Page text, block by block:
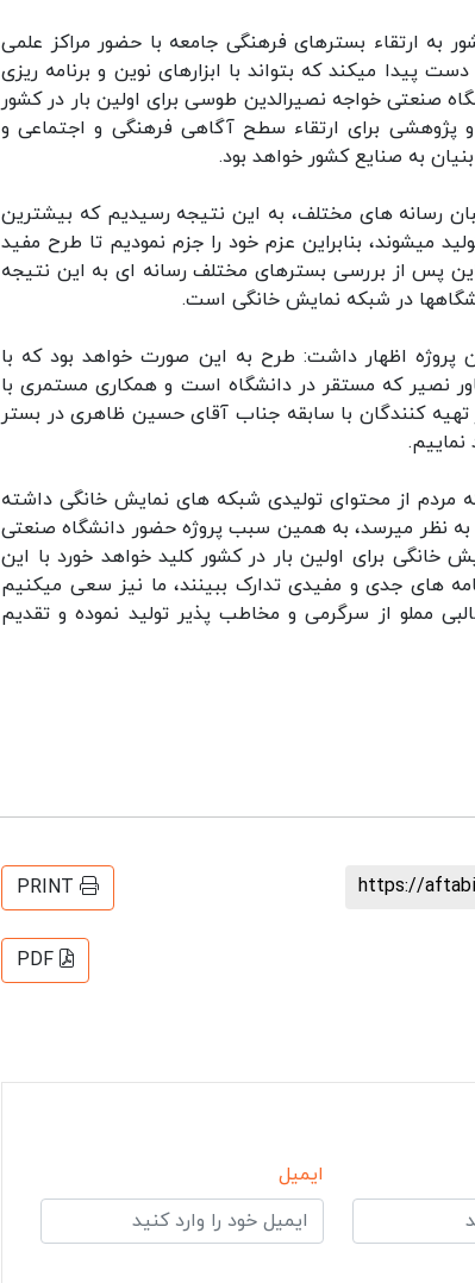
به ارتقاء بسترهای فرهنگی جامعه با حضور مراکز علمی
پیدا میکند که بتواند با ابزارهای نوین و برنامه ریزی
صنعتی خواجه نصیرالدین طوسی برای اولین بار در کشور
پژوهشی برای ارتقاء سطح آگاهی فرهنگی و اجتماعی و
به صنایع کشور خواهد بود.
رسانه های مختلف، به این نتیجه رسیدیم که بیشترین
میشوند، بنابراین عزم خود را جزم نمودیم تا طرح مفید
پس از بررسی بسترهای مختلف رسانه ای به این نتیجه
در شبکه نمایش خانگی است.
پروژه اظهار داشت: طرح به این صورت خواهد بود که با
نصیر که مستقر در دانشگاه است و همکاری مستمری با
تهیه کنندگان با سابقه جناب آقای حسین ظاهری در بستر
مردم از محتوای تولیدی شبکه های نمایش خانگی داشته
به نظر میرسد، به همین سبب پروژه حضور دانشگاه صنعتی
خانگی برای اولین بار در کشور کلید خواهد خورد با این
های جدی و مفیدی تدارک ببینند، ما نیز سعی میکنیم
مملو از سرگرمی و مخاطب پذیر تولید نموده و تقدیم
https://
PRINT
PDF
ایمیل